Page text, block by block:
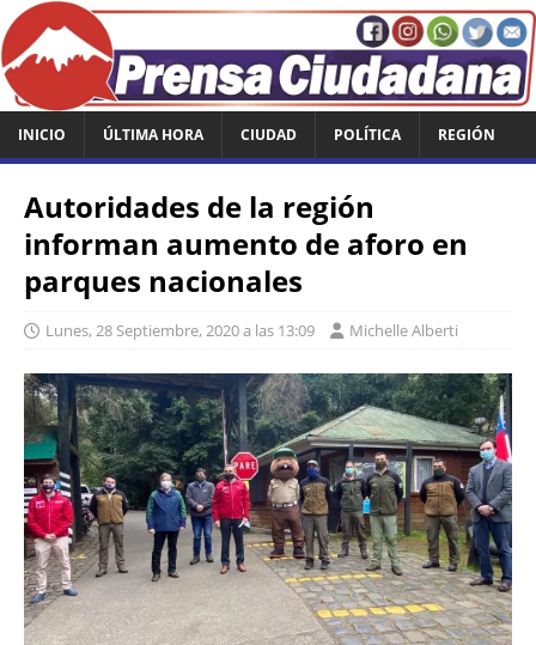
INICIO ÚLTIMA HORA CIUDAD POLÍTICA REGIÓN
Autoridades de la región
informan aumento de aforo en
parques nacionales
Lunes, 28 Septiembre, 2020 a las 13:09 Michelle Alberti